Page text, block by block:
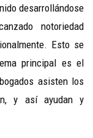
desarrollándose
notoriedad
Esto se
principal es el
asisten los
y así ayudan y